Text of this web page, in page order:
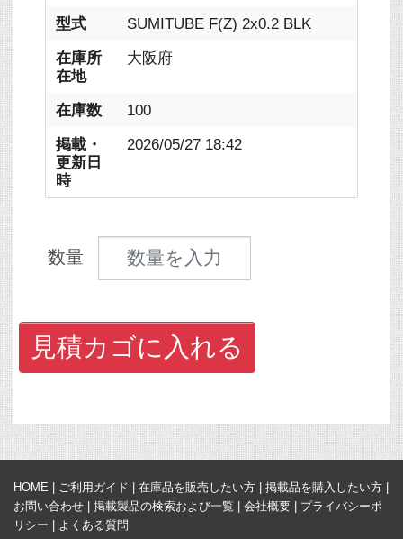
型式
SUMITUBE F(Z) 2x0.2 BLK
在庫所
在地
大阪府
在庫数
100
掲載・
更新日
時
2026/05/27 18:42
数量
見積数量
見積カゴに入れる
HOME | ご利用ガイド | 在庫品を販売したい方 | 掲載品を購入したい方 |
お問い合わせ | 掲載製品の検索および一覧 | 会社概要 | プライバシーポ
リシー | よくある質問